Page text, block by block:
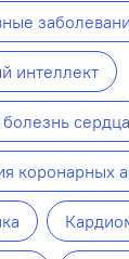
интеллект
сердца
коронарных